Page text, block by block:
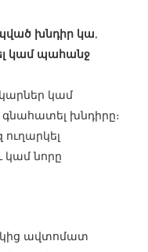
խնդիր կա,
կամ պահանջ
կամ
գնահատել խնդիրը։
ուղարկել
նորը
ավտոմատ